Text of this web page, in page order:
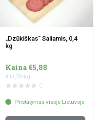
„Dzūkiškas“ Saliamis, 0,4
kg
Kaina €5,88
€14,70/kg
0
Pristatymas visoje Lietuvoje